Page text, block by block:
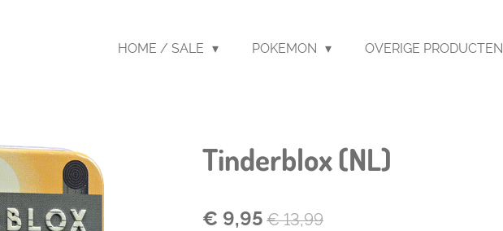
HOME / SALE POKEMON OVERIGE PRODUCTEN
Tinderblox (NL)
€ 9,95 € 13,99